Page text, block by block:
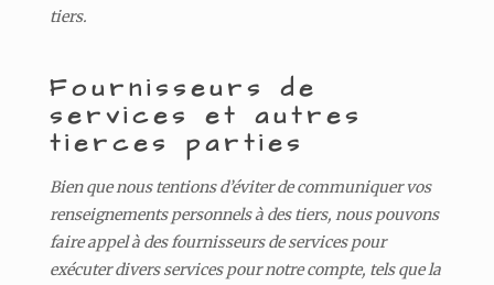
tiers.
Fournisseurs de
services et autres
tierces parties
Bien que nous tentions d’éviter de communiquer vos
renseignements personnels à des tiers, nous pouvons
faire appel à des fournisseurs de services pour
exécuter divers services pour notre compte, tels que la